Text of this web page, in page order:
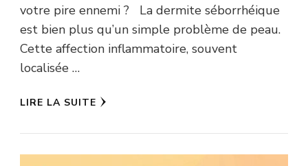
votre pire ennemi ? La dermite séborrhéique
est bien plus qu’un simple problème de peau.
Cette affection inflammatoire, souvent
localisée …
LIRE LA SUITE